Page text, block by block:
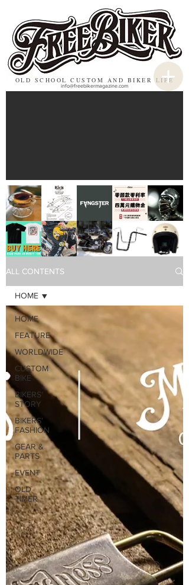
OLD SCHOOL CUSTOM AND BIKER LIFE
info@freebikermagazine.com
ALL CONTENTS
HOME
FEATURE
WORLDWIDE
CUSTOM
BIKE
BIKERS'
STORY
BIKERS'
FASHION
GEAR &
PARTS
EVENT
OLD
TIMER
HOME